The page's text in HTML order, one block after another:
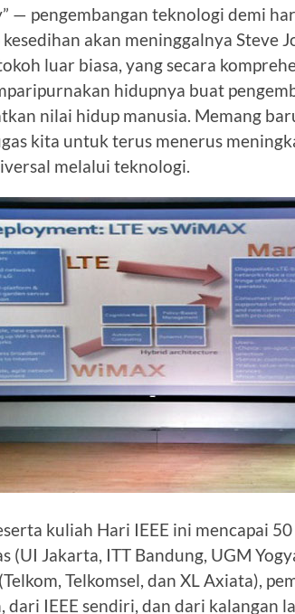
— pengembangan teknologi demi
akan meninggalnya Steve
luar biasa, yang secara
hidupnya buat
nilai hidup manusia. Memang
kita untuk terus menerus
melalui teknologi.
kuliah Hari IEEE ini mencapai
(UI Jakarta, ITT Bandung, UGM
Telkomsel, dan XL Axiata),
dari IEEE sendiri, dan dari kalangan